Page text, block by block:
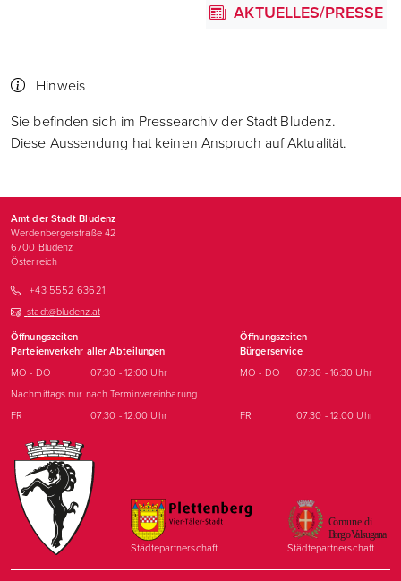
AKTUELLES/PRESSE
Hinweis
Sie befinden sich im Pressearchiv der Stadt Bludenz.
Diese Aussendung hat keinen Anspruch auf Aktualität.
Amt der Stadt Bludenz
Werdenbergerstraße 42
6700 Bludenz
Österreich
+43 5552 63621
stadt@bludenz.at
Öffnungszeiten
Parteienverkehr aller Abteilungen
Öffnungszeiten
Bürgerservice
MO - DO
07:30 - 12:00 Uhr MO - DO
07:30 - 16:30 Uhr
Nachmittags nur nach Terminvereinbarung
FR
07:30 - 12:00 Uhr FR 07:30 - 12:00 Uhr
Städtepartnerschaft Städtepartnerschaft